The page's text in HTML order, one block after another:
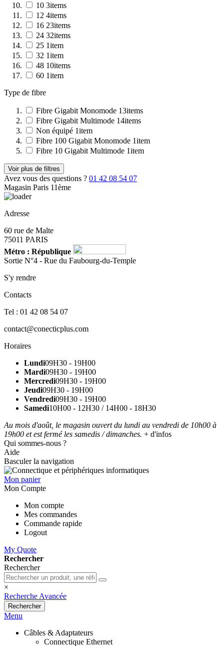
10 3items
12 4items
16 23items
24 32items
25 1item
32 1item
48 10items
60 1item
Type de fibre
Fibre Gigabit Monomode 13items
Fibre Gigabit Multimode 14items
Non équipé 1item
Fibre 100 Gigabit Monomode 1item
Fibre 10 Gigabit Multimode 1item
Voir plus de filtres
Avez vous des questions ? 01 42 08 54 07
Magasin Paris 11ème
Adresse
60 rue de Malte
75011 PARIS
Métro : République
Sortie N°4 - Rue du Faubourg-du-Temple
S'y rendre
Contacts
Tel : 01 42 08 54 07
contact@conecticplus.com
Horaires
Lundi09H30 - 19H00
Mardi09H30 - 19H00
Mercredi09H30 - 19H00
Jeudi09H30 - 19H00
Vendredi09H30 - 19H00
Samedi10H00 - 12H30 / 14H00 - 18H30
Au mois d'août, le magasin ouvert du lundi au vendredi de 10h00 à
19h00 et est fermé les samedis / dimanches. + d'infos
Qui sommes-nous ?
Aide
Basculer la navigation
Mon panier
Mon Compte
Mon compte
Mes commandes
Commande rapide
Logout
My Quote
Rechercher
Rechercher
×
Recherche Avancée
Rechercher
Menu
Câbles & Adaptateurs
Connectique Ethernet